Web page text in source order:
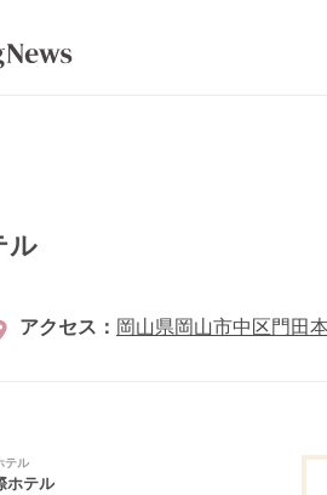
ル
アクセス 岡山県岡山市中区門田
テル
ホテル